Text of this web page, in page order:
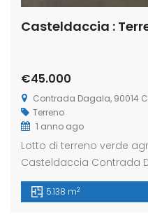
Casteldaccia :
€45.000
Contrada Dagala, 90014
Terreno
1 anno ago
Lotto di terreno verde
Casteldaccia Contrada
5.138 m2